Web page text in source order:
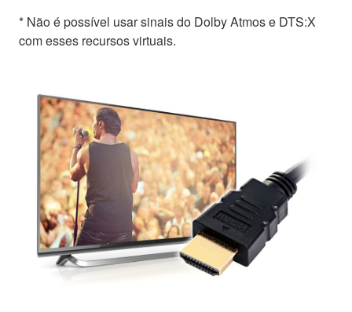
* Não é possível usar sinais do Dolby Atmos e DTS:X
com esses recursos virtuais.